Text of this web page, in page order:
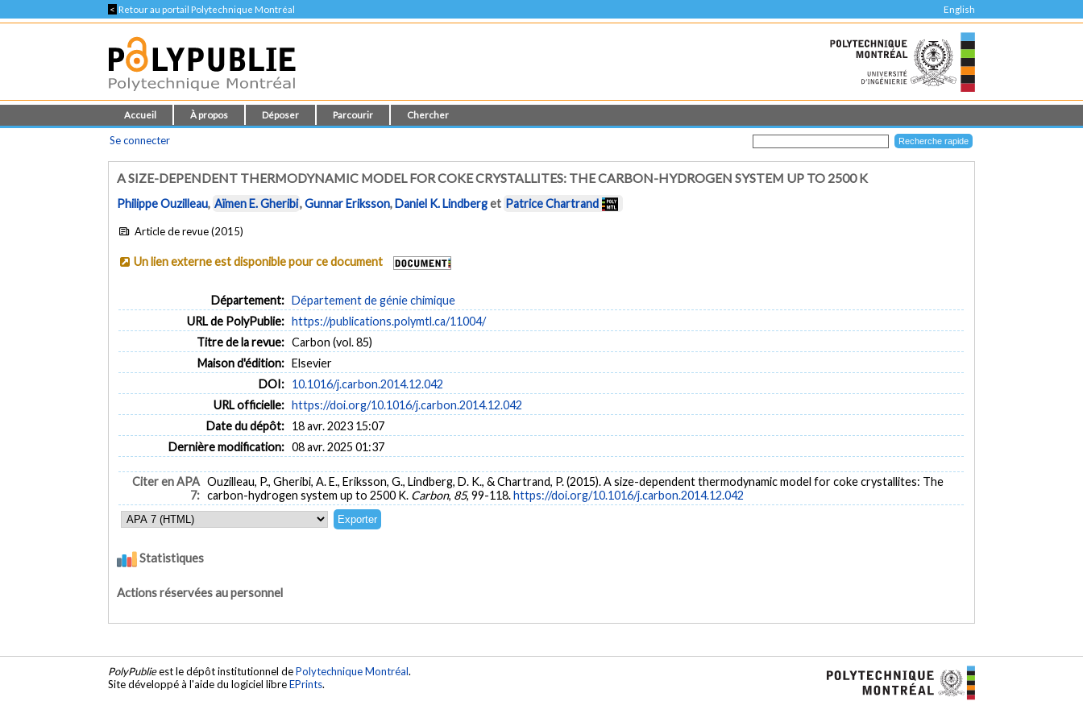
< Retour au portail Polytechnique Montréal English
Accueil À propos Déposer Parcourir Chercher
Se connecter
A SIZE-DEPENDENT THERMODYNAMIC MODEL FOR COKE CRYSTALLITES: THE CARBON-HYDROGEN SYSTEM UP TO 2500 K
Philippe Ouzilleau, Aïmen E. Gheribi,Gunnar Eriksson,Daniel K. Lindberget Patrice Chartrand
Article de revue (2015)
Un lien externe est disponible pour ce document
Département: Département de génie chimique
URL de PolyPublie: https://publications.polymtl.ca/11004/
Titre de la revue: Carbon (vol. 85)
Maison d'édition: Elsevier
DOI: 10.1016/j.carbon.2014.12.042
URL officielle: https://doi.org/10.1016/j.carbon.2014.12.042
Date du dépôt: 18 avr. 2023 15:07
Dernière modification: 08 avr. 2025 01:37
Citer en APA
7:
Ouzilleau, P., Gheribi, A. E., Eriksson, G., Lindberg, D. K., & Chartrand, P. (2015). A size-dependent thermodynamic model for coke crystallites: The
carbon-hydrogen system up to 2500 K. Carbon, 85, 99-118.https://doi.org/10.1016/j.carbon.2014.12.042
Statistiques
Actions réservées au personnel
PolyPublieest le dépôt institutionnel dePolytechnique Montréal.
Site développé à l'aide du logiciel libreEPrints.